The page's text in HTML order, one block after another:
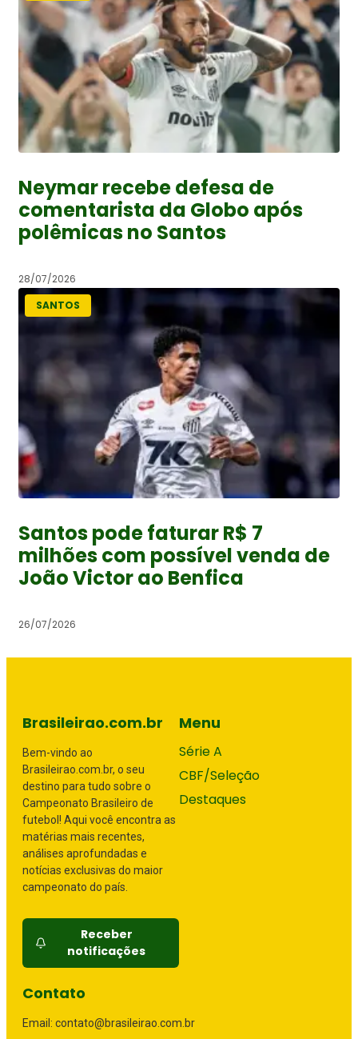
Neymar recebe defesa de
comentarista da Globo após
polêmicas no Santos
28/07/2026
SANTOS
Santos pode faturar R$ 7
milhões com possível venda de
João Victor ao Benfica
26/07/2026
Brasileirao.com.br
Bem-vindo ao
Brasileirao.com.br, o seu
destino para tudo sobre o
Campeonato Brasileiro de
futebol! Aqui você encontra as
matérias mais recentes,
análises aprofundadas e
notícias exclusivas do maior
campeonato do país.
Receber
notificações
Menu
Série A
CBF/Seleção
Destaques
Contato
Email: contato@brasileirao.com.br